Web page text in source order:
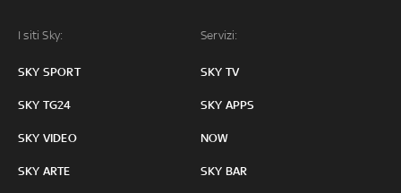
I siti Sky:
SKY SPORT
SKY TG24
SKY VIDEO
SKY ARTE
Servizi:
SKY TV
SKY APPS
NOW
SKY BAR